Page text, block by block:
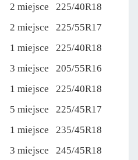
2 miejsce
225/40R18
2 miejsce
225/55R17
1 miejsce
225/40R18
3 miejsce
205/55R16
1 miejsce
225/40R18
5 miejsce
225/45R17
1 miejsce
235/45R18
3 miejsce
245/45R18